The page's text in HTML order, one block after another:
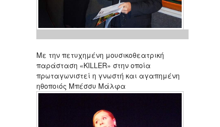
Με την πετυχημένη μουσικοθεατρική
παράσταση «KILLER» στην οποία
πρωταγωνιστεί η γνωστή και αγαπημένη
ηθοποιός Μπέσσυ Μάλφα